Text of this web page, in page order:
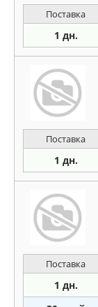
Поставка
1 дн.
Поставка
1 дн.
Поставка
1 дн.